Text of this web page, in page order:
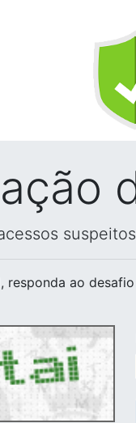
, responda ao